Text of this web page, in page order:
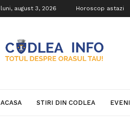
luni, august 3, 2026 Horoscop astazi
Info
ACASA STIRI DIN CODLEA